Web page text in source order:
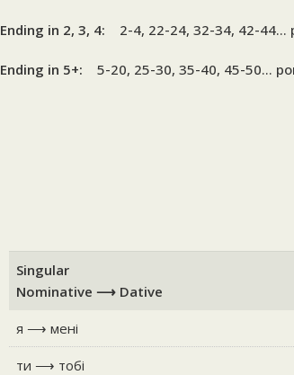
Ending in 2, 3, 4: 2-4, 22-24, 32-34, 42-44…
Ending in 5+: 5-20, 25-30, 35-40, 45-50…
Singular
Nominative ⟶ Dative
я ⟶ мені
ти ⟶ тобі